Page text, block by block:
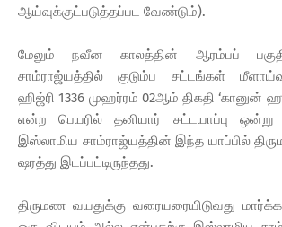
ஆய்வுக்குட்படுத்தப்பட வேண்டும்).
மேலும் நவீன காலத்தின் ஆரம்பப்
சாம்ராஜ்யத்தில் குடும்ப சட்டங்கள்
ஹிஜ்ரி 1336 முஹர்ரம் 02ஆம் திகதி ‘கானுன்
என்ற பெயரில் தனியார் சட்டயாப்பு ஒன்று
இஸ்லாமிய சாம்ராஜ்யத்தின் இந்த யாப்பில்
ஷரத்து இடப்பட்டிருந்தது.
திருமண வயதுக்கு வரையரையிடுவது